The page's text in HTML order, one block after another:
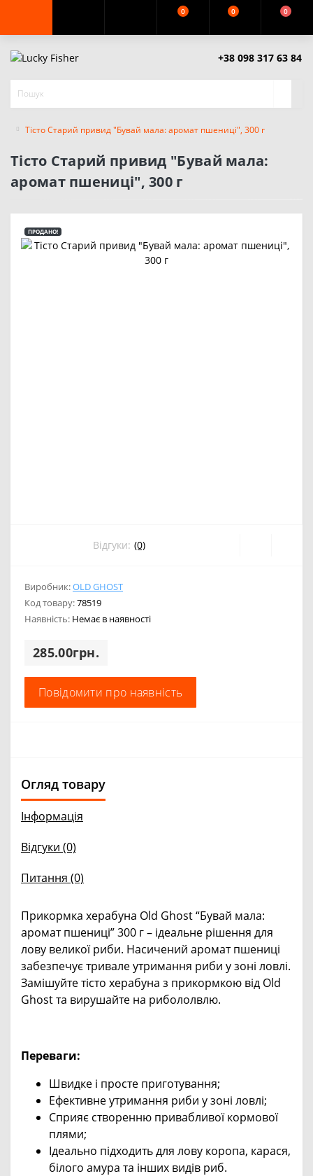
0 0 0
+38 098 317 63 84
Тісто Старий привид "Бувай мала: аромат пшениці", 300 г
Тісто Старий привид "Бувай мала:
аромат пшениці", 300 г
ПРОДАНО!
Відгуки: (0)
Виробник:OLD GHOST
Код товару:78519
Наявність: Немає в наявності
285.00грн.
Повідомити про наявність
Огляд товару
Інформація
Відгуки (0)
Питання (0)
Прикормка херабуна Old Ghost “Бувай мала:
аромат пшениці” 300 г – ідеальне рішення для
лову великої риби. Насичений аромат пшениці
забезпечує тривале утримання риби у зоні ловлі.
Замішуйте тісто херабуна з прикормкою від Old
Ghost та вирушайте на рибололвлю.
Переваги:
Швидке і просте приготування;
Ефективне утримання риби у зоні ловлі;
Сприяє створенню привабливої кормової
плями;
Ідеально підходить для лову коропа, карася,
білого амура та інших видів риб.